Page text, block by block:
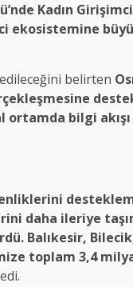
Kadın
ekosistemine
edileceğini belirten
bilgi akışı
daha ileriye
Balıkesir,
toplam 3,4